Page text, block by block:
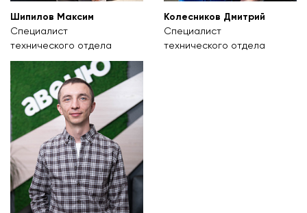
Шипилов Максим
Специалист
технического отдела
Колесников Дмитрий
Специалист
технического отдела